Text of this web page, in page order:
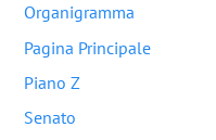
Organigramma
Pagina Principale
Piano Z
Senato